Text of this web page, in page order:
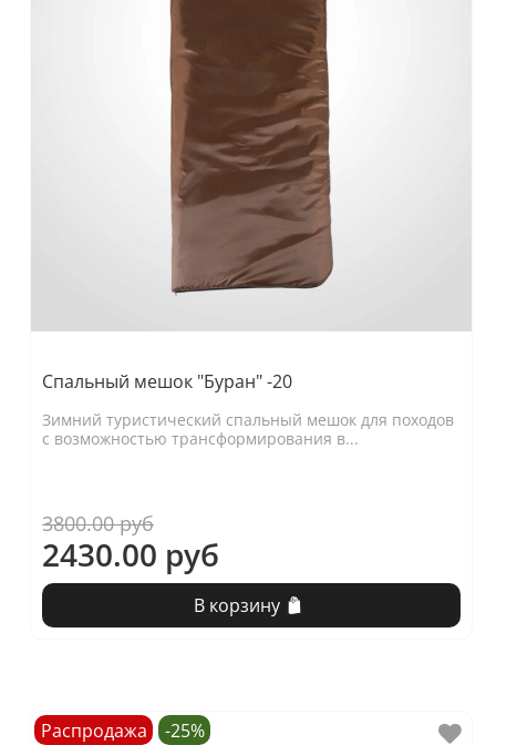
Спальный мешок "Буран" -20
Зимний туристический спальный мешок для походов
с возможностью трансформирования в...
3800.00 руб
2430.00 руб
В корзину
Распродажа -25%